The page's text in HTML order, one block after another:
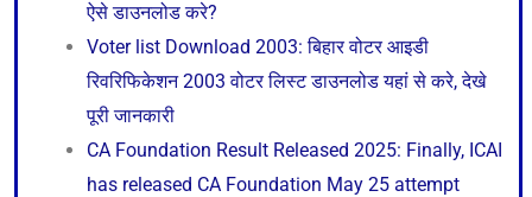
ऐसे डाउनलोड करे?
Voter list Download 2003: बिहार वोटर आइडी
रिवरिफिकेशन 2003 वोटर लिस्ट डाउनलोड यहां से करे, देखे
पूरी जानकारी
CA Foundation Result Released 2025: Finally, ICAI
has released CA Foundation May 25 attempt